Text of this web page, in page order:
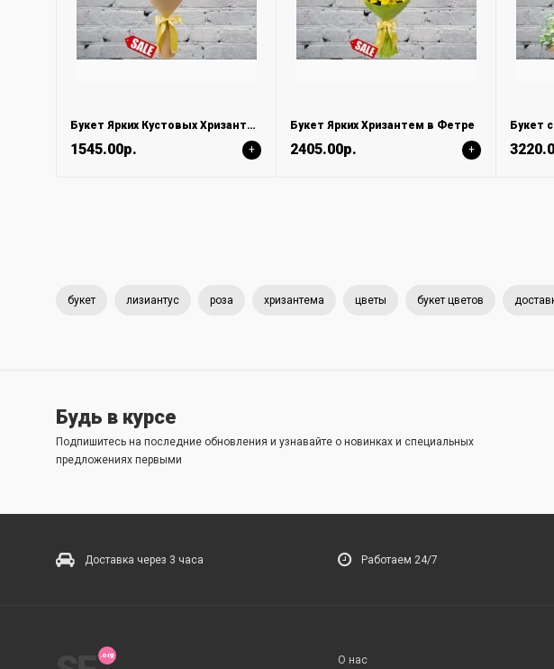
Букет Ярких Кустовых Хризантем в Крафте
1545.00р. +
Букет Ярких Хризантем в Фетре
2405.00р. +
Букет
букет лизиантус роза хризантема цветы букет цветов
Будь в курсе
Подпишитесь на последние обновления и узнавайте о новинках и специальных
предложениях первыми
Доставка через 3 часа Работаем 24/7
О нас